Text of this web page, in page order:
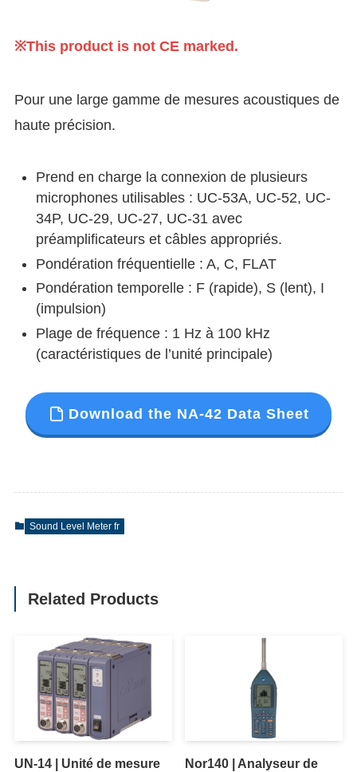
※This product is not CE marked.
Pour une large gamme de mesures acoustiques de
haute précision.
Prend en charge la connexion de plusieurs
microphones utilisables : UC-53A, UC-52, UC-
34P, UC-29, UC-27, UC-31 avec
préamplificateurs et câbles appropriés.
Pondération fréquentielle : A, C, FLAT
Pondération temporelle : F (rapide), S (lent), I
(impulsion)
Plage de fréquence : 1 Hz à 100 kHz
(caractéristiques de l’unité principale)
Download the NA-42 Data Sheet
Sound Level Meter fr
Related Products
UN-14 | Unité de mesure
Nor140 | Analyseur de